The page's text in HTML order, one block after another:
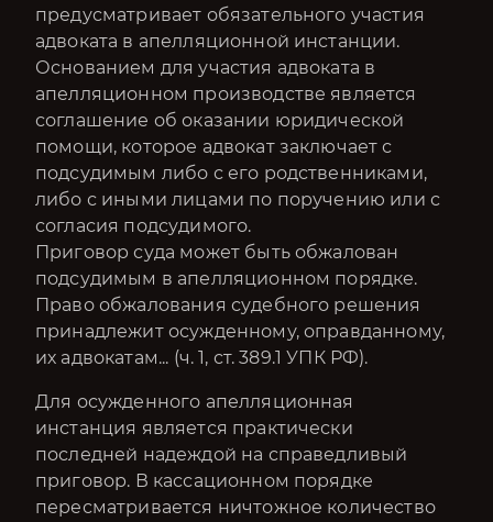
предусматривает обязательного участия
адвоката в апелляционной инстанции.
Основанием для участия адвоката в
апелляционном производстве является
соглашение об оказании юридической
помощи, которое адвокат заключает с
подсудимым либо с его родственниками,
либо с иными лицами по поручению или с
согласия подсудимого.
Приговор суда может быть обжалован
подсудимым в апелляционном порядке.
Право обжалования судебного решения
принадлежит осужденному, оправданному,
их адвокатам... (ч. 1, ст. 389.1 УПК РФ).
Для осужденного апелляционная
инстанция является практически
последней надеждой на справедливый
приговор. В кассационном порядке
пересматривается ничтожное количество